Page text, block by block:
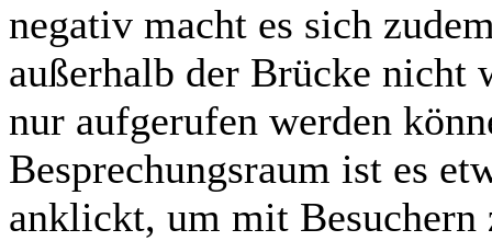
negativ macht es sich
außerhalb der Brücke nicht
nur aufgerufen werden
Besprechungsraum ist es
anklickt, um mit Besuchern